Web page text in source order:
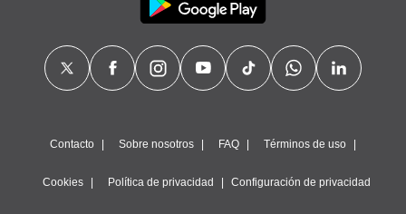
Contacto Sobre nosotros FAQ Términos de uso
Cookies Política de privacidad Configuración de privacidad